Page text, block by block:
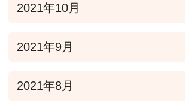
2021年10月
2021年9月
2021年8月